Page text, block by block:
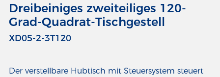
Dreibeiniges zweiteiliges 120-
Grad-Quadrat-Tischgestell
XD05-2-3T120
Der verstellbare Hubtisch mit Steuersystem steuert